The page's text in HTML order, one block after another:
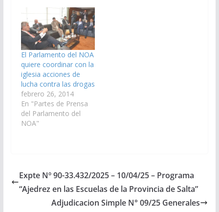
El Parlamento del NOA
quiere coordinar con la
iglesia acciones de
lucha contra las drogas
febrero 26, 2014
En "Partes de Prensa
del Parlamento del
NOA"
Expte Nº 90-33.432/2025 – 10/04/25 – Programa
“Ajedrez en las Escuelas de la Provincia de Salta”
Adjudicacion Simple N° 09/25 Generales